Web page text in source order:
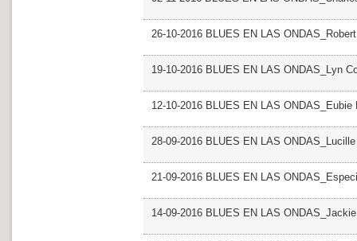
26-10-2016 BLUES EN LAS
19-10-2016 BLUES EN LAS ONDAS_Lyn
12-10-2016 BLUES EN LAS ONDAS_Eubie
28-09-2016 BLUES EN LAS
21-09-2016 BLUES EN LAS
14-09-2016 BLUES EN LAS